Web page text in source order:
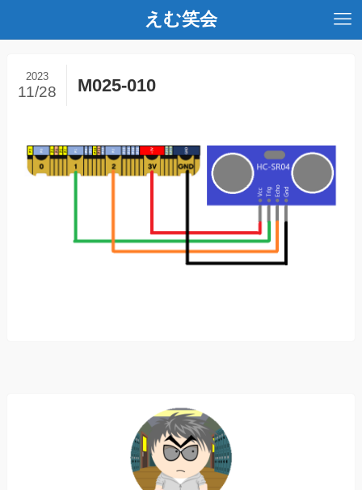
えむ笑会
M025-010
2023
11/28